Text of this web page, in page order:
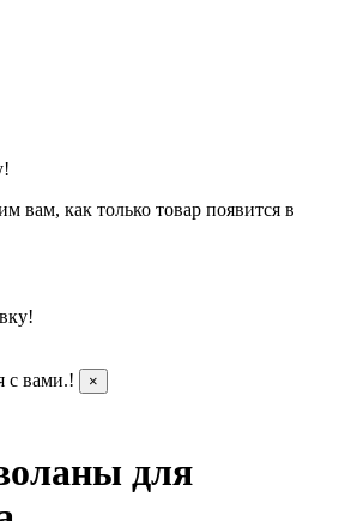
вам, как только товар появится в
с вами.! ×
для